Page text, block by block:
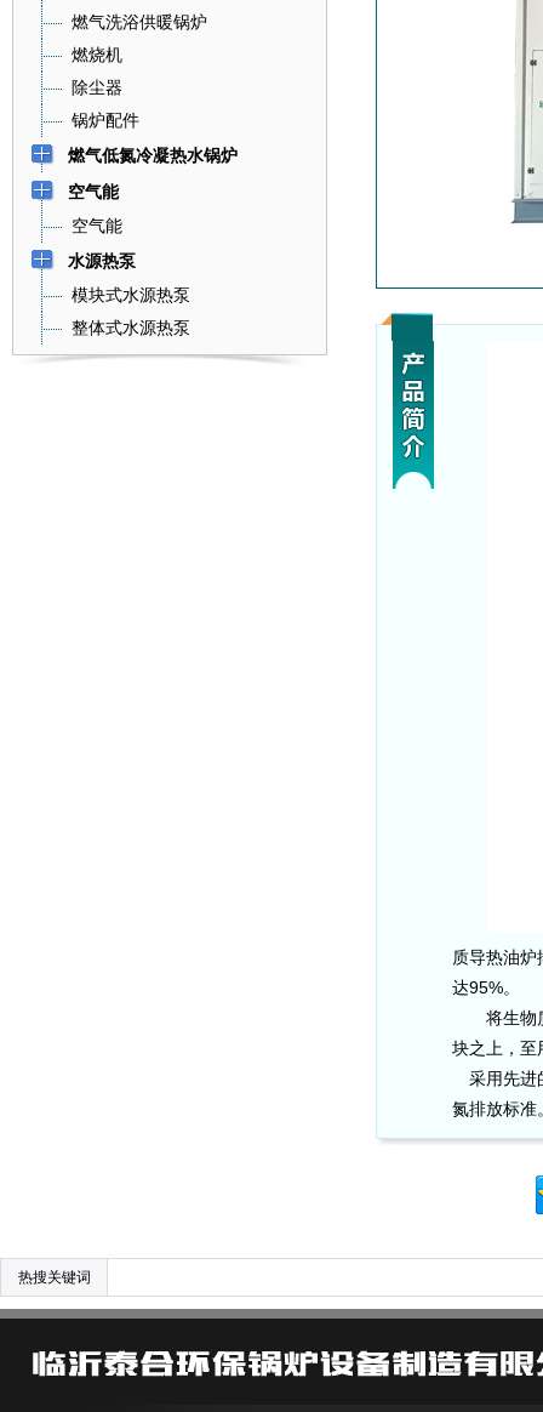
燃气洗浴供暖锅炉
燃烧机
除尘器
锅炉配件
燃气低氮冷凝热水锅炉
空气能
空气能
水源热泵
模块式水源热泵
整体式水源热泵
质导热油
达95%。
将生物
块之上，至
采用先进
氮排放标准
热搜关键词